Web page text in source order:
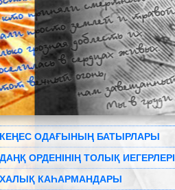
КЕҢЕС ОДАҒЫНЫҢ БАТЫРЛАРЫ
ДАҢҚ ОРДЕНІНІҢ ТОЛЫҚ ИЕГЕРЛЕРІ
ХАЛЫҚ КАҺАРМАНДАРЫ